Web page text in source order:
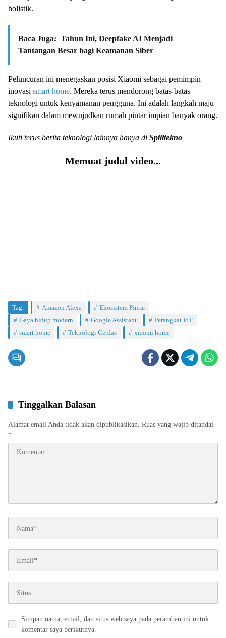
holistik.
Baca Juga: Tahun Ini, Deepfake AI Menjadi
Tantangan Besar bagi Keamanan Siber
Peluncuran ini menegaskan posisi Xiaomi sebagai pemimpin
inovasi smart home. Mereka terus mendorong batas-batas
teknologi untuk kenyamanan pengguna. Ini adalah langkah maju
signifikan dalam mewujudkan rumah pintar impian banyak orang.
Ikuti terus berita teknologi lainnya hanya di Spilltekno
Memuat judul video...
Tag: Amazon Alexa
Ekosistem Pintar
Gaya hidup modern
Google Assistant
Perangkat IoT
smart home
Teknologi Cerdas xiaomi home
Tinggalkan Balasan
Alamat email Anda tidak akan dipublikasikan. Ruas yang wajib ditandai
*
Simpan nama, email, dan situs web saya pada peramban ini untuk
komentar saya berikutnya.